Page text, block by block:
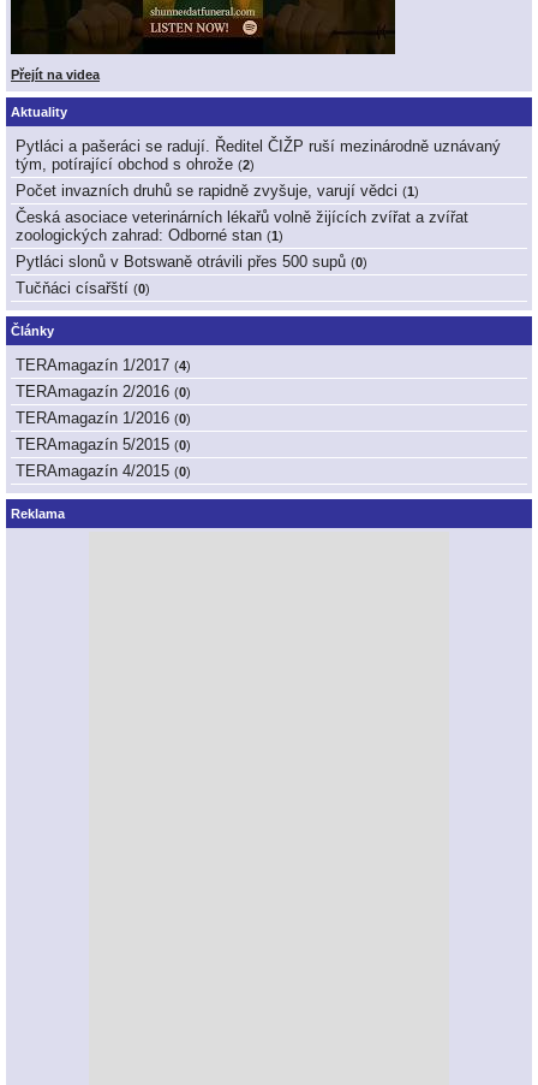
Přejít na videa
Aktuality
Pytláci a pašeráci se radují. Ředitel ČIŽP ruší mezinárodně uznávaný
tým, potírající obchod s ohrože (2)
Počet invazních druhů se rapidně zvyšuje, varují vědci (1 )
Česká asociace veterinárních lékařů volně žijících zvířat a zvířat
zoologických zahrad: Odborné stan (1 )
Pytláci slonů v Botswaně otrávili přes 500 supů (0)
Tučňáci císařští (0)
Články
TERAmagazín 1/2017 (4)
TERAmagazín 2/2016 (0)
TERAmagazín 1/2016 (0)
TERAmagazín 5/2015 (0)
TERAmagazín 4/2015 (0)
Reklama